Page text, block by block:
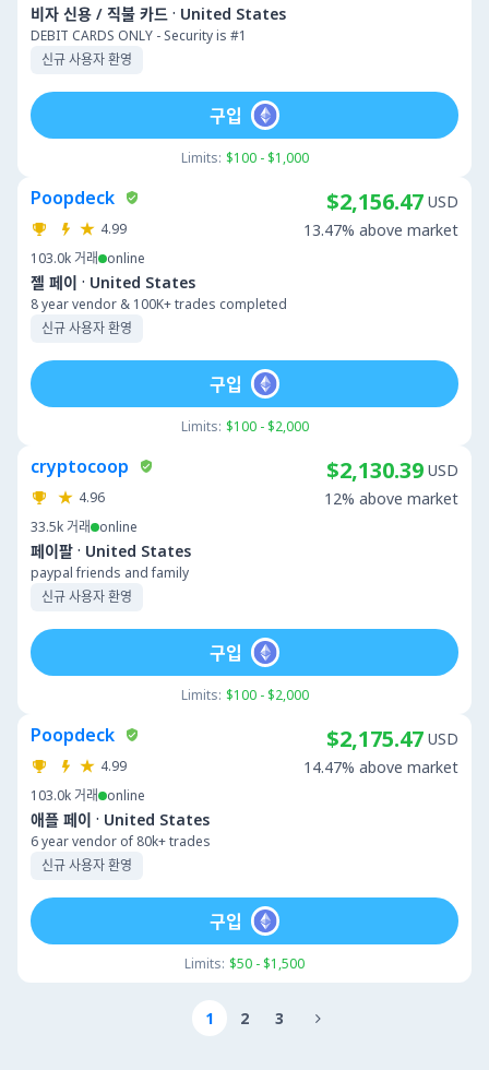
비자 신용 / 직불 카드 · United States
DEBIT CARDS ONLY - Security is #1
신규 사용자 환영
Limits: $100 - $1,000
구입
Poopdeck
4.99
103.0k 거래 online
젤 페이 · United States
8 year vendor & 100K+ trades completed
신규 사용자 환영
$2,156.47 USD
13.47% above market
Limits: $100 - $2,000
구입
cryptocoop
4.96
33.5k 거래 online
페이팔 · United States
paypal friends and family
신규 사용자 환영
$2,130.39 USD
12% above market
Limits: $100 - $2,000
구입
Poopdeck
4.99
103.0k 거래 online
애플 페이 · United States
6 year vendor of 80k+ trades
신규 사용자 환영
$2,175.47 USD
14.47% above market
Limits: $50 - $1,500
구입
1 2 3 